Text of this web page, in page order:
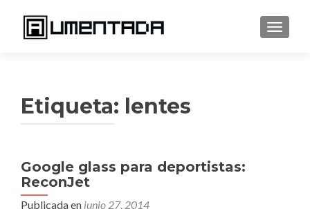
Etiqueta: lentes
Google glass para deportistas:
ReconJet
Publicada en junio 27, 2014